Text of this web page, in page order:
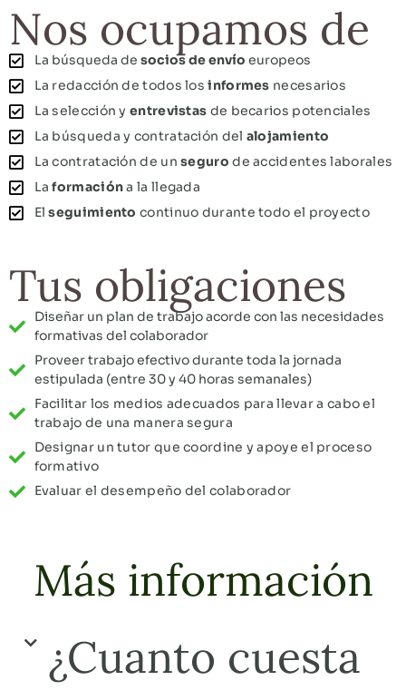
Nos ocupamos de
La búsqueda de socios de envío europeos
La redacción de todos los informes necesarios
La selección y entrevistas de becarios potenciales
La búsqueda y contratación del alojamiento
La contratación de unsegurode accidentes laborales
Laformacióna la llegada
Elseguimientocontinuo durante todo el proyecto
Tus obligaciones
Diseñar un plan de trabajo acorde con las necesidades
formativas del colaborador
Proveer trabajo efectivo durante toda la jornada
estipulada (entre 30 y 40 horas semanales)
Facilitar los medios adecuados para llevar a cabo el
trabajo de una manera segura
Designar un tutor que coordine y apoye el proceso
formativo
Evaluar el desempeño del colaborador
Más información
¿Cuanto cuesta